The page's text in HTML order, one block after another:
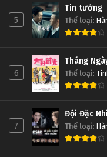
5
Tin tưởng
Thể loại:
6
Tháng
Thể loại:
7
Đội Đặc
Thể loại: